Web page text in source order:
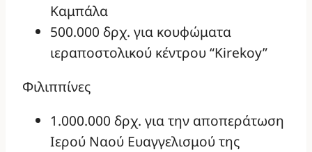
Καμπάλα
500.000 δρχ. για κουφώματα
ιεραποστολικού κέντρου “Kirekoy”
Φιλιππίνες
1.000.000 δρχ. για την αποπεράτωση
Ιερού Ναού Ευαγγελισμού της